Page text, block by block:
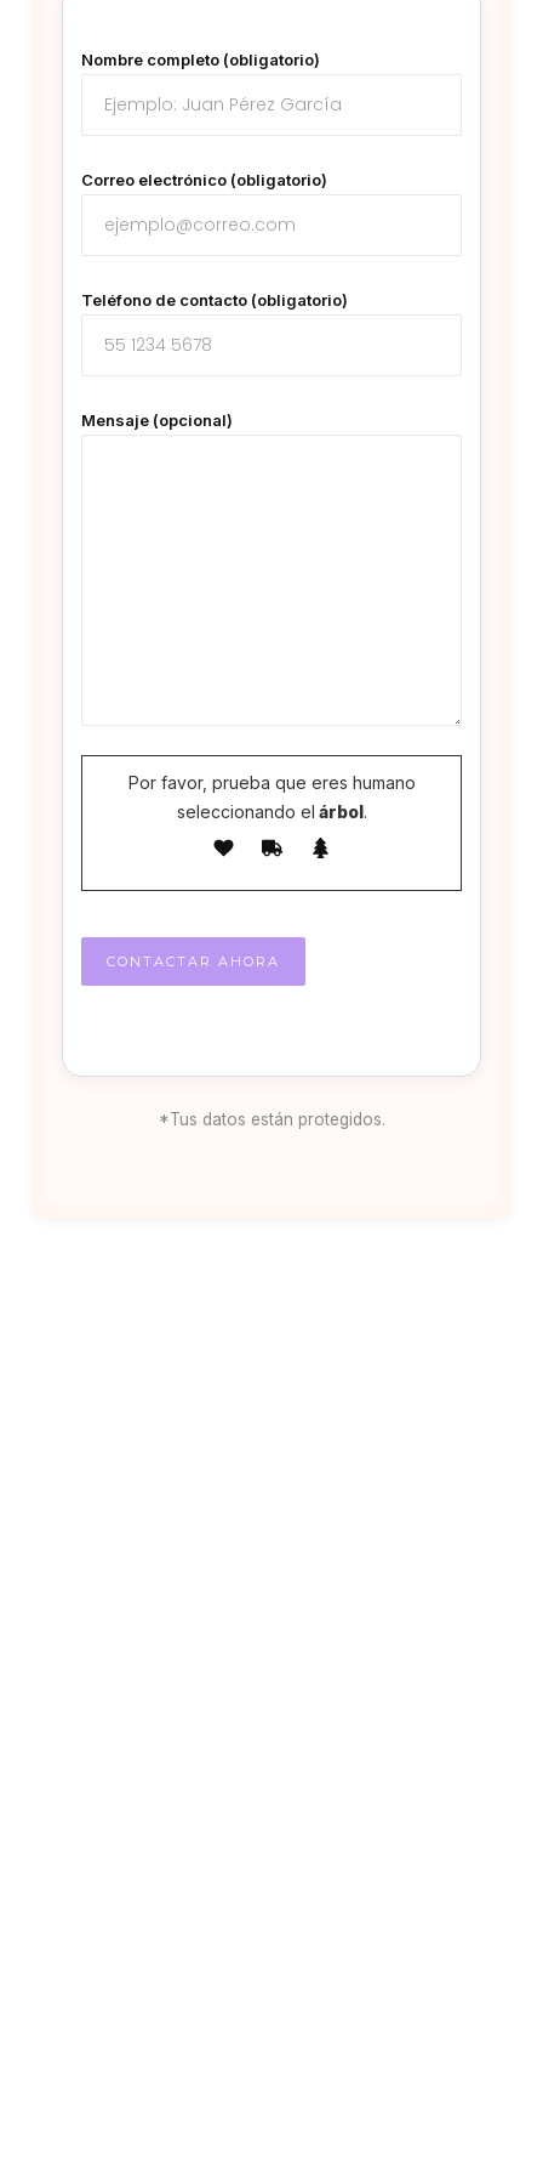
Nombre completo (obligatorio)
Correo electrónico (obligatorio)
Teléfono de contacto (obligatorio)
Mensaje (opcional)
Por favor, prueba que eres humano
seleccionando el árbol.
*Tus datos están protegidos.